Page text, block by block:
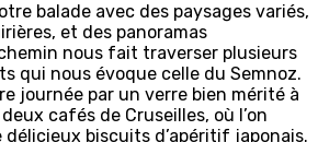
balade avec des paysages variés,
et des panoramas
nous fait traverser plusieurs
qui nous évoque celle du Semnoz.
journée par un verre bien mérité à
cafés de Cruseilles, où l’on
délicieux biscuits d’apéritif japonais.